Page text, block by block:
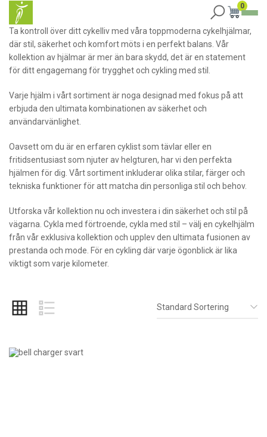
0
Ta kontroll över ditt cykelliv med våra toppmoderna cykelhjälmar,
där stil, säkerhet och komfort möts i en perfekt balans. Vår
kollektion av hjälmar är mer än bara skydd, det är en statement
för ditt engagemang för trygghet och cykling med stil.
Varje hjälm i vårt sortiment är noga designad med fokus på att
erbjuda den ultimata kombinationen av säkerhet och
användarvänlighet.
Oavsett om du är en erfaren cyklist som tävlar eller en
fritidsentusiast som njuter av helgturen, har vi den perfekta
hjälmen för dig. Vårt sortiment inkluderar olika stilar, färger och
tekniska funktioner för att matcha din personliga stil och behov.
Utforska vår kollektion nu och investera i din säkerhet och stil på
vägarna. Cykla med förtroende, cykla med stil – välj en cykelhjälm
från vår exklusiva kollektion och upplev den ultimata fusionen av
prestanda och mode. För en cykling där varje ögonblick är lika
viktigt som varje kilometer.
Standard Sortering